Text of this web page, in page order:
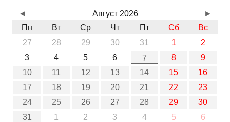
Август 2026
Пн
Вт Ср Чт Пт Сб
Вс
27
28 29 30 31 1
2
3
4 5 6 7 8
9
10
11 12 13 14 15
16
17
18 19 20 21 22
23
24
25 26 27 28 29
30
31
1 2 3 4 5 6
◄ ►